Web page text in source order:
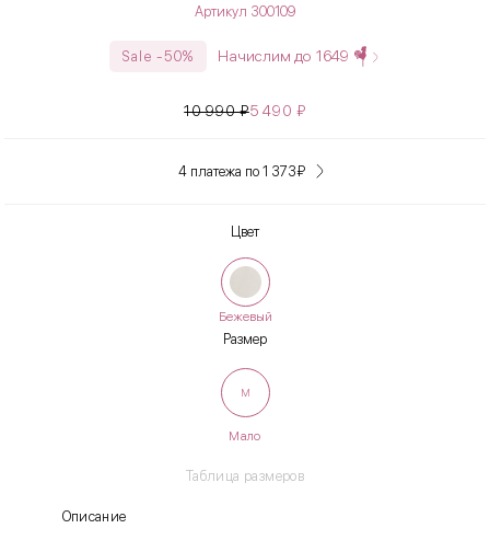
Артикул 300109
Sale -50% Начислим до 1649
10 990₽5 490₽
4 платежа по 1 373₽
Цвет
Бежевый
Размер
Таблица размеров
M
Мало
Описание